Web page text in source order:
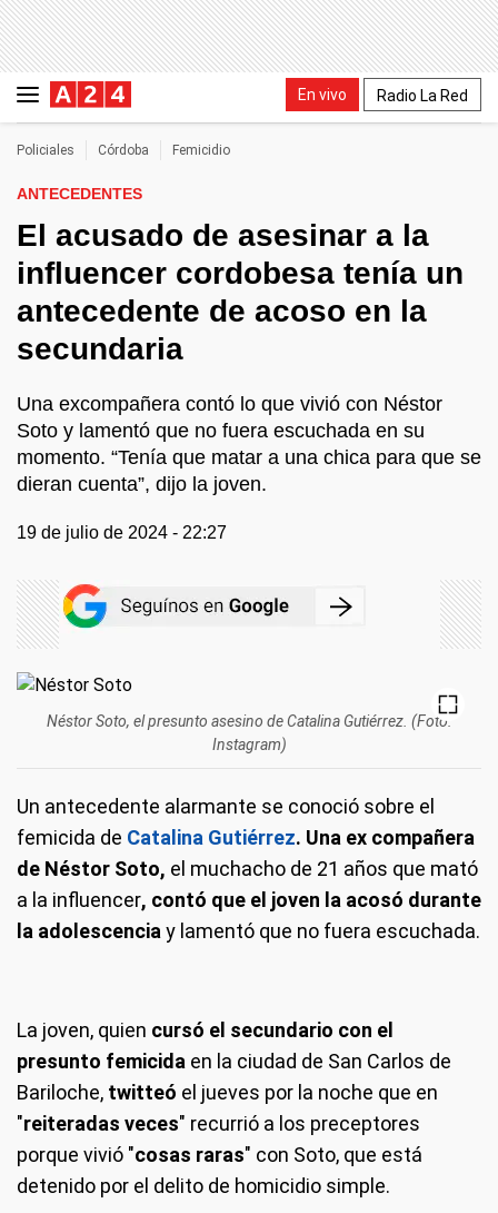
En vivo Radio La Red
Policiales Córdoba Femicidio
ANTECEDENTES
El acusado de asesinar a la
influencer cordobesa tenía un
antecedente de acoso en la
secundaria
Una excompañera contó lo que vivió con Néstor
Soto y lamentó que no fuera escuchada en su
momento. “Tenía que matar a una chica para que se
dieran cuenta”, dijo la joven.
19 de julio de 2024 - 22:27
Néstor Soto, el presunto asesino de Catalina Gutiérrez. (Foto:
Instagram)
Un antecedente alarmante se conoció sobre el
femicida de Catalina Gutiérrez. Una ex compañera
de Néstor Soto, el muchacho de 21 años que mató
a la influencer, contó que el joven la acosó durante
la adolescencia y lamentó que no fuera escuchada.
La joven, quien cursó el secundario con el
presunto femicida en la ciudad de San Carlos de
Bariloche, twitteó el jueves por la noche que en
"reiteradas veces" recurrió a los preceptores
porque vivió "cosas raras" con Soto, que está
detenido por el delito de homicidio simple.